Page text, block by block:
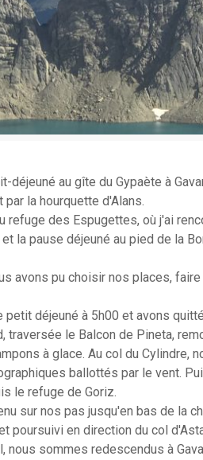
déjeuné au gîte du Gypaète à
la hourquette d'Alans.
refuge des Espugettes, où j'ai
la pause déjeuné au pied de la
avons pu choisir nos places,
petit déjeuné à 5h00 et avons
traversée le Balcon de Pineta,
à glace. Au col du Cylindre,
ballottés par le vent.
le refuge de Goriz.
sur nos pas jusqu'en bas de la
poursuivi en direction du col
nous sommes redescendus à